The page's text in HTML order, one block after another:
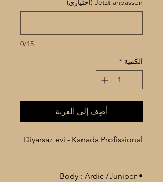
0/15
الكمية *
أضِف إلى العربة
Diyarsaz evi - Kanada Profissional
• Body : Ardic /Juniper